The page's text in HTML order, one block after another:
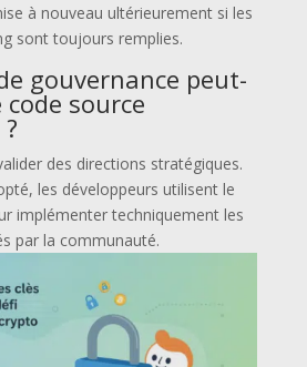
à nouveau ultérieurement si les
sont toujours remplies.
gouvernance peut-
source
des directions stratégiques.
les développeurs utilisent le
implémenter techniquement les
par la communauté.